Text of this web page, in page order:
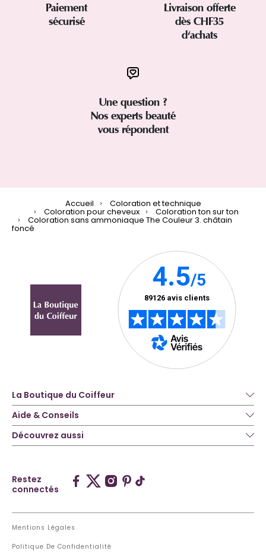
Paiement
sécurisé
Livraison offerte
dès CHF35
d'achats
Une question ?
Nos experts beauté
vous répondent
Accueil Coloration et technique
Coloration pour cheveux Coloration ton sur ton
Coloration sans ammoniaque The Couleur 3. châtain
foncé
La Boutique du Coiffeur
Aide & Conseils
Découvrez aussi
Restez
connectés
Mentions Légales
Politique De Confidentialité